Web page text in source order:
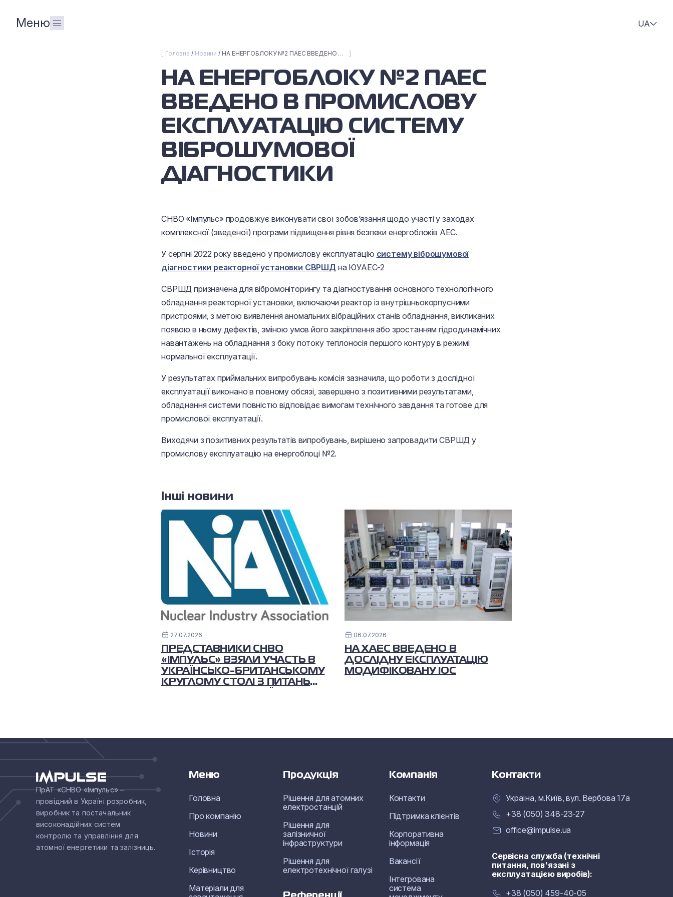
Меню UA
Головна Новини НА ЕНЕРГОБЛОКУ №2 ПАЕС ВВЕДЕНО В ПРОМИСЛОВУ ЕКСПЛУАТАЦІЮ СИСТЕМУ ВІБРОШУМОВОЇ ДІАГНОСТИКИ
НА ЕНЕРГОБЛОКУ №2 ПАЕС
ВВЕДЕНО В ПРОМИСЛОВУ
ЕКСПЛУАТАЦІЮ СИСТЕМУ
ВІБРОШУМОВОЇ
ДІАГНОСТИКИ
СНВО «Імпульс» продовжує виконувати свої зобов’язання щодо участі у заходах
комплексної (зведеної) програми підвищення рівня безпеки енергоблоків АЕС.
У серпні 2022 року введено у промислову експлуатацію систему віброшумової
діагностики реакторної установки СВРШД на ЮУАЕС-2
СВРШД призначена для вібромоніторингу та діагностування основного технологічного
обладнання реакторної установки, включаючи реактор із внутрішньокорпусними
пристроями, з метою виявлення аномальних вібраційних станів обладнання, викликаних
появою в ньому дефектів, зміною умов його закріплення або зростанням гідродинамічних
навантажень на обладнання з боку потоку теплоносія першого контуру в режимі
нормальної експлуатації.
У результатах приймальних випробувань комісія зазначила, що роботи з дослідної
експлуатації виконано в повному обсязі, завершено з позитивними результатами,
обладнання системи повністю відповідає вимогам технічного завдання та готове для
промислової експлуатації.
Виходячи з позитивних результатів випробувань, вирішено запровадити СВРШД у
промислову експлуатацію на енергоблоці №2.
Інші новини
27.07.2026
ПРЕДСТАВНИКИ СНВО
«ІМПУЛЬС» ВЗЯЛИ УЧАСТЬ В
УКРАЇНСЬКО-БРИТАНСЬКОМУ
КРУГЛОМУ СТОЛІ З ПИТАНЬ
06.07.2026
НА ХАЕС ВВЕДЕНО В
ДОСЛІДНУ ЕКСПЛУАТАЦІЮ
МОДИФІКОВАНУ ІОС
ПрАТ «СНВО «Імпульс» –
провідний в Україні розробник,
виробник та постачальник
високонадійних систем
контролю та управління для
атомної енергетики та залізниць.
Меню
Головна
Про компанію
Новини
Історія
Керівництво
Матеріали для
Продукція
Рішення для атомних
електростанцій
Рішення для
залізничної
інфраструктури
Рішення для
електротехнічної галузі
Компанія
Контакти
Підтримка клієнтів
Корпоративна
інформація
Вакансії
Інтегрована
система
Контакти
Україна, м.Київ, вул. Вербова 17а
+38 (050) 348-23-27
office@impulse.ua
Сервісна служба (технічні
питання, пов'язані з
експлуатацією виробів):
+38 (050) 459-40-05